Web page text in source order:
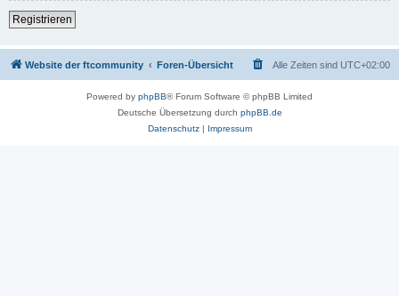
Registrieren
Website der ftcommunity Foren-Übersicht Alle Zeiten sind UTC+02:00
Powered by phpBB® Forum Software © phpBB Limited
Deutsche Übersetzung durch phpBB.de
Datenschutz| Impressum